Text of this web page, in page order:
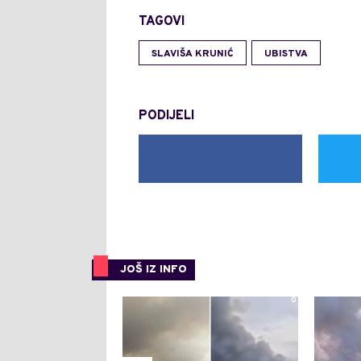
TAGOVI
SLAVIŠA KRUNIĆ UBISTVA
PODIJELI
JOŠ IZ INFO
0